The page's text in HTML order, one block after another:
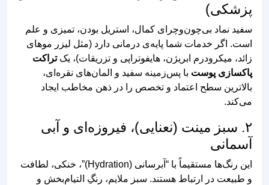
پزشکی)
سفید نماد بی‌چون‌وچرای کمال، استریل بودن، تمیزی و علم
است. اگر خدمات شما پایه‌ی درمانی دارد (مثل لیزر موهای
زائد، میکرودرم ابریژن، هایفوتراپی و تزریقات)، یکتراکت
پاکسازی پوست با پس‌زمینه سفید و المان‌های نقره‌ای،
بالاترین سطح اعتماد و تخصص را در ذهن مخاطب ایجاد
می‌کند.
۲. سبز مینت (نعنایی)، فیروزه‌ای و آبی
آسمانی
این رنگ‌ها مستقیماً با “آبرسانی (Hydration)”، خنکی، لطافت
و طبیعت در ارتباط هستند. سبز ملایم، رنگِ التیام‌بخش و